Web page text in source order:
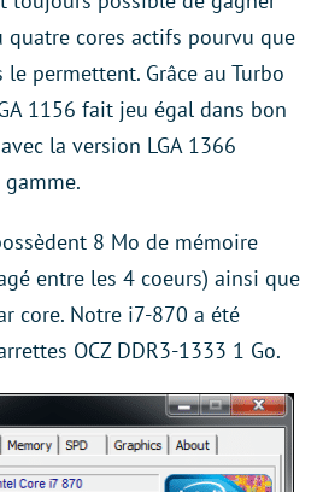
quatre cores actifs pourvu que
permettent. Grâce au Turbo
1156 fait jeu égal dans bon
la version LGA 1366
8 Mo de mémoire
entre les 4 coeurs) ainsi que
core. Notre i7-870 a été
OCZ DDR3-1333 1 Go.